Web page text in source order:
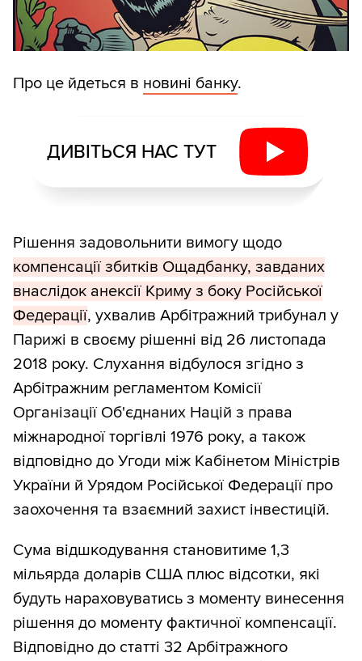
Про це йдеться в новині банку.
ДИВІТЬСЯ НАС ТУТ
Рішення задовольнити вимогу щодо
компенсації збитків Ощадбанку, завданих
внаслідок анексії Криму з боку Російської
Федерації, ухвалив Арбітражний трибунал у
Парижі в своєму рішенні від 26 листопада
2018 року. Слухання відбулося згідно з
Арбітражним регламентом Комісії
Організації Об'єднаних Націй з права
міжнародної торгівлі 1976 року, а також
відповідно до Угоди між Кабінетом Міністрів
України й Урядом Російської Федерації про
заохочення та взаємний захист інвестицій.
Сума відшкодування становитиме 1,3
мільярда доларів США плюс відсотки, які
будуть нараховуватись з моменту винесення
рішення до моменту фактичної компенсації.
Відповідно до статті 32 Арбітражного